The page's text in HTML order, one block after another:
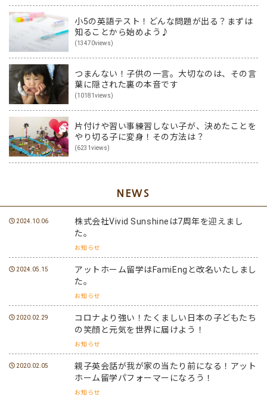
小5の英語テスト！どんな問題が出る？まずは
知ることから始めよう♪
(13470views)
つまんない！子供の一言。大切なのは、その言
葉に隠された裏の本音です
(10181views)
片付けや習い事練習しない子が、決めたことを
やり切る子に変身！その方法は？
(6231views)
NEWS
2024.10.06
株式会社Vivid Sunshineは7周年を迎えまし
た。
お知らせ
2024.05.15
アットホーム留学はFamiEngと改名いたしまし
た。
お知らせ
2020.02.29
コロナより強い！たくましい日本の子どもたち
の笑顔と元気を世界に届けよう！
お知らせ
2020.02.05
親子英会話が我が家の当たり前になる！アット
ホーム留学パフォーマーになろう！
お知らせ